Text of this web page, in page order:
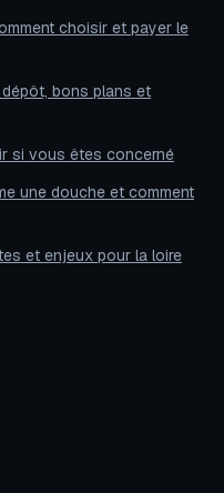
choisir et payer le
dépôt, bons plans et
si vous êtes concerné
une douche et comment
et enjeux pour la loire